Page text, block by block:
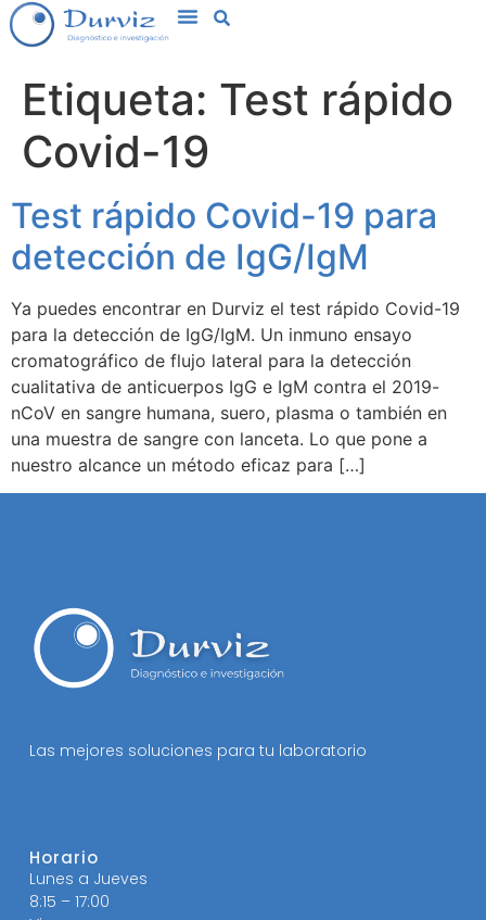
Etiqueta: Test rápido
Covid-19
Test rápido Covid-19 para
detección de IgG/IgM
Ya puedes encontrar en Durviz el test rápido Covid-19
para la detección de IgG/IgM. Un inmuno ensayo
cromatográfico de flujo lateral para la detección
cualitativa de anticuerpos IgG e IgM contra el 2019-
nCoV en sangre humana, suero, plasma o también en
una muestra de sangre con lanceta. Lo que pone a
nuestro alcance un método eficaz para […]
Las mejores soluciones para tu laboratorio
Horario
Lunes a Jueves
8:15 – 17:00